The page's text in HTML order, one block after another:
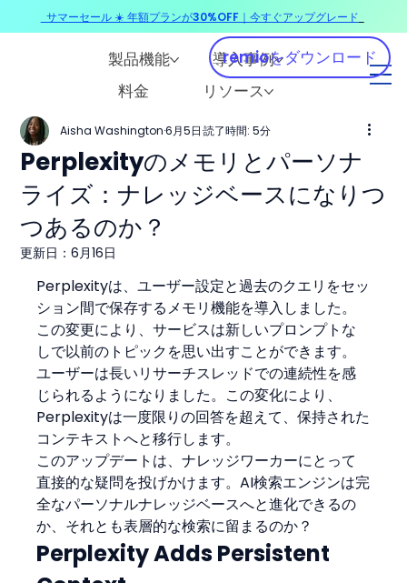
製品機能
導入事例
料金
リソース
remioをダウンロード
Perplexityのメモリとパーソナ
ライズ：ナレッジベースになりつ
つあるのか？
Aisha Washington 6月5日 読了時間: 5分
更新日：6月16日
Perplexityは、ユーザー設定と過去のクエリをセッ
ション間で保存するメモリ機能を導入しました。
この変更により、サービスは新しいプロンプトな
しで以前のトピックを思い出すことができます。
ユーザーは長いリサーチスレッドでの連続性を感
じられるようになりました。この変化により、
Perplexityは一度限りの回答を超えて、保持された
コンテキストへと移行します。
このアップデートは、ナレッジワーカーにとって
直接的な疑問を投げかけます。AI検索エンジンは完
全なパーソナルナレッジベースへと進化できるの
か、それとも表層的な検索に留まるのか？
Perplexity Adds Persistent
サマーセール ☀️ 年額プランが30%OFF｜今すぐアップグレード